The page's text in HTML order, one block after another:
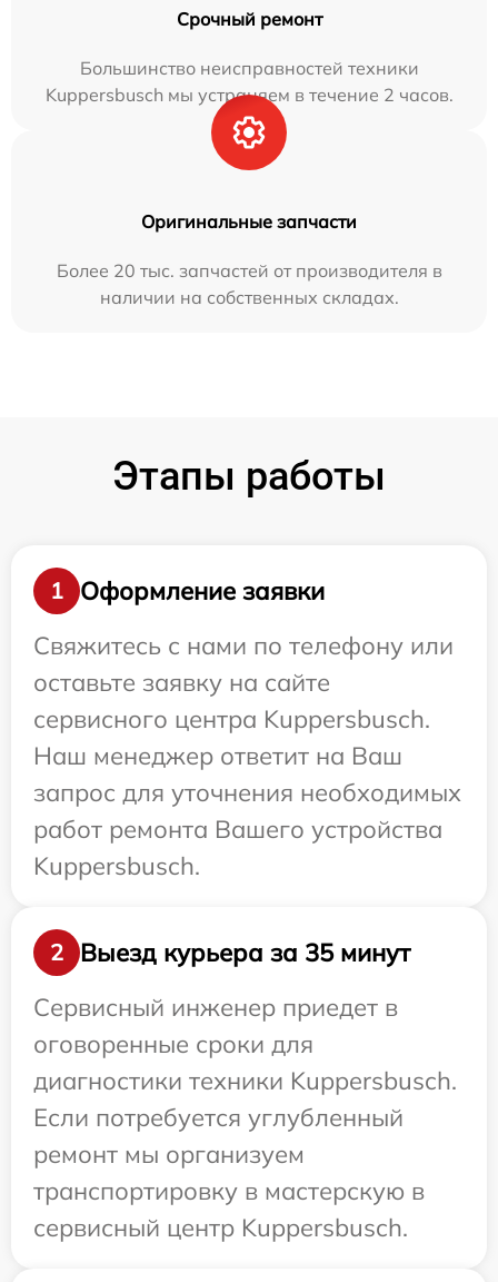
Срочный ремонт
Большинство неисправностей техники
Kuppersbusch мы устраняем в течение 2 часов.
Оригинальные запчасти
Более 20 тыс. запчастей от производителя в
наличии на собственных складах.
Этапы работы
1
Оформление заявки
Свяжитесь с нами по телефону или
оставьте заявку на сайте
сервисного центра Kuppersbusch.
Наш менеджер ответит на Ваш
запрос для уточнения необходимых
работ ремонта Вашего устройства
Kuppersbusch.
2
Выезд курьера за 35 минут
Сервисный инженер приедет в
оговоренные сроки для
диагностики техники Kuppersbusch.
Если потребуется углубленный
ремонт мы организуем
транспортировку в мастерскую в
сервисный центр Kuppersbusch.